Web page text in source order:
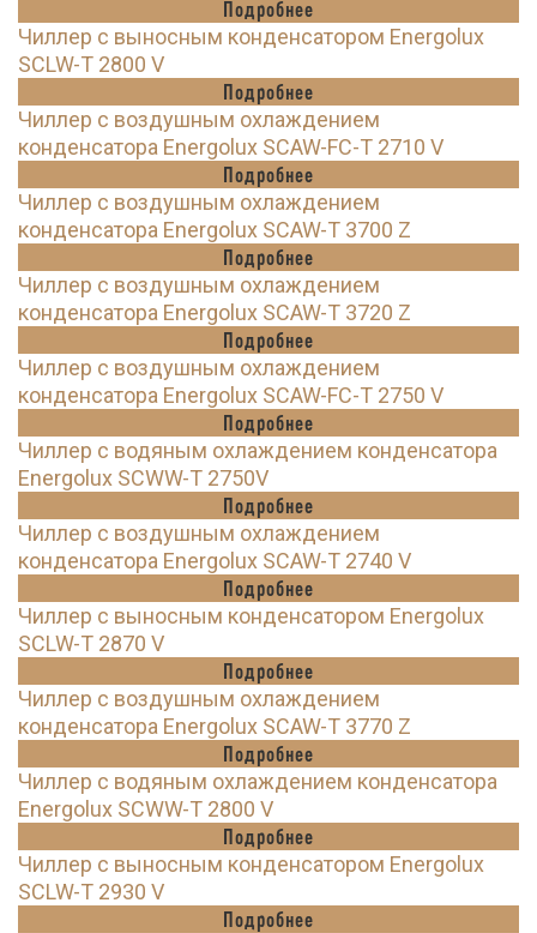
Подробнее
Чиллер с выносным конденсатором Energolux
SCLW-T 2800 V
Подробнее
Чиллер с воздушным охлаждением
конденсатора Energolux SCAW-FC-T 2710 V
Подробнее
Чиллер с воздушным охлаждением
конденсатора Energolux SCAW-T 3700 Z
Подробнее
Чиллер с воздушным охлаждением
конденсатора Energolux SCAW-T 3720 Z
Подробнее
Чиллер с воздушным охлаждением
конденсатора Energolux SCAW-FC-T 2750 V
Подробнее
Чиллер с водяным охлаждением конденсатора
Energolux SCWW-T 2750V
Подробнее
Чиллер с воздушным охлаждением
конденсатора Energolux SCAW-T 2740 V
Подробнее
Чиллер с выносным конденсатором Energolux
SCLW-T 2870 V
Подробнее
Чиллер с воздушным охлаждением
конденсатора Energolux SCAW-T 3770 Z
Подробнее
Чиллер с водяным охлаждением конденсатора
Energolux SCWW-T 2800 V
Подробнее
Чиллер с выносным конденсатором Energolux
SCLW-T 2930 V
Подробнее